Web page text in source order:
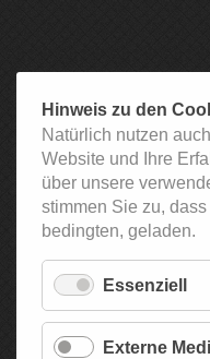
Hinweis zu den
Natürlich nutzen
Website und Ihre
über unsere
stimmen Sie zu,
bedingten, geladen.
Essenziell
Externe